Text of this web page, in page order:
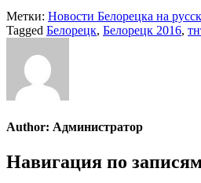
Метки: Новости Белорецка на
Tagged Белорецк, Белорецк 2016,
Author: Администратор
Навигация по